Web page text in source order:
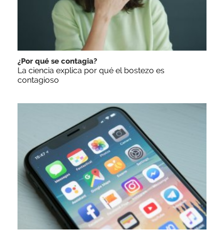
¿Por qué se contagia?
La ciencia explica por qué el bostezo es
contagioso